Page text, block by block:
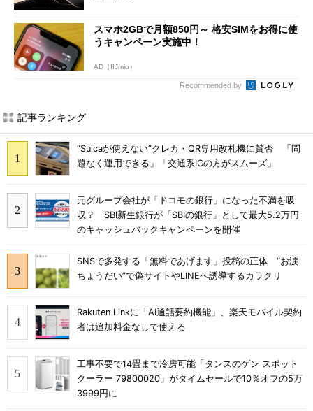
スマホ2GBで月額850円～ 格安SIMをお得に使
うキャンペーン実施中！
AD（IIJmio）
Recommended by
記事ランキング
“Suicaが使えない”クレカ・QR専用改札機に賛否 「問
題なく運用できる」「交通系ICの方がスムーズ」
元グループ会社が「ドコモの銀行」になった不満を吸
収？ SBI新生銀行が「SBIの銀行」として最大5.2万円
のキャッシュバックキャンペーンを開催
SNSで多発する「無料であげます」投稿の正体 “お涙
ちょうだい”で偽サイトやLINEへ誘導するカラクリ
Rakuten Linkに「AI通話要約機能」、楽天モバイル契約
者は追加料金なしで使える
工事不要で14畳まで冷房可能「タンスのゲン スポット
クーラー 79800020」がタイムセールで10％オフの5万
3999円に